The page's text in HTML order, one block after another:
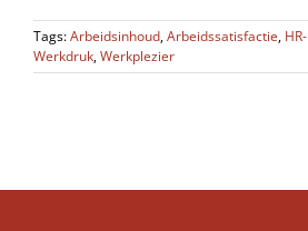
Tags:Arbeidsinhoud,Arbeidssatisfactie,
Werkdruk,Werkplezier